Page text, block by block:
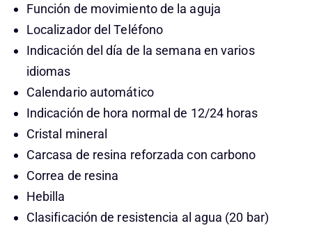
Función de movimiento de la aguja
Localizador del Teléfono
Indicación del día de la semana en varios
idiomas
Calendario automático
Indicación de hora normal de 12/24 horas
Cristal mineral
Carcasa de resina reforzada con carbono
Correa de resina
Hebilla
Clasificación de resistencia al agua (20 bar)